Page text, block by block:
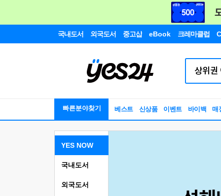
국내도서 외국도서 중고샵 eBook 크레마클럽
빠른분야찾기 베스트 신상품 이벤트 바이백 매
YES NOW
국내도서
외국도서